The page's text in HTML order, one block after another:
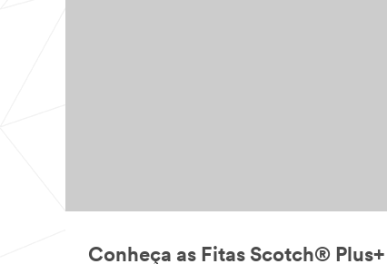
Conheça as Fitas Scotch® Plus+